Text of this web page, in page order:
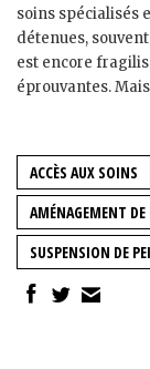
soins spécialisés
détenues,
est encore
éprouvantes.
ACCÈS AUX SOINS
AMÉNAGEMENT
SUSPENSION DE